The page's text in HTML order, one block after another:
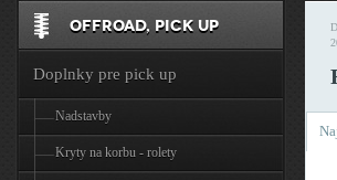
OFFROAD, PICK UP
Doplnky pre pick up
Nadstavby
Kryty na korbu - rolety